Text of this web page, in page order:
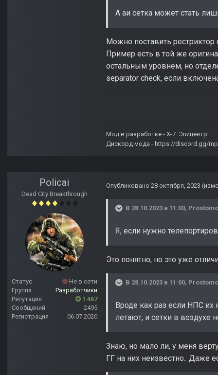
А аи сетка может стать
Можно поставить рестриктор
Пример есть в той же
остальным уровнем, но
separator check, если
Мод в разработке - X-7: Эпицентр
Дискорд мода - https://discord.gg/
Policai
Dead City Breakthrough
Статус
Не в сети
Группа
Разработчики
Репутация
1 467
Сообщений
2495
Регистрация
06.07.2020
Опубликовано 28 октября, 2023
В 28.10.2023 в 11:00,
Я, если нужно
Это понятно, но это уже
В 28.10.2023 в 11:00,
Вроде как раз если НПС их
летают, и сетки в воздухе
Знаю, но мало ли, у меня
ГГ на них неизвестно.. Даже